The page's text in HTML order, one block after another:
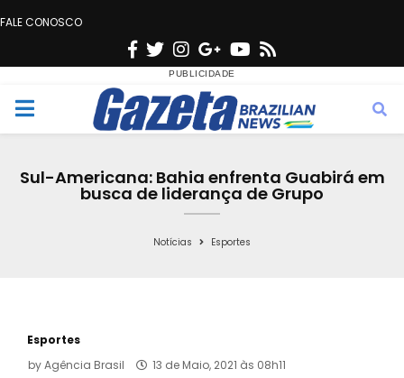
FALE CONOSCO
F
c
e
o
T
w
i
t
e
n
s
t
g
r
a
G
o
o
g
e
Y
u
t
b
s
M
Sul-Americana: Bahia enfrenta Guabirá em
busca de liderança de Grupo
Notícias Esportes
Esportes
byAgência Brasil 13 de Maio, 2021 às 08h11